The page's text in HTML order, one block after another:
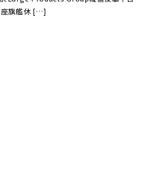
座旗艦休 […]